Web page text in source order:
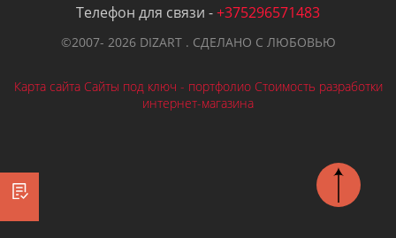
Телефон для связи -+375296571483
©2007- 2026 DIZART . СДЕЛАНО С ЛЮБОВЬЮ
Карта сайта Сайты под ключ - портфолио Стоимость разработки
интернет-магазина
ЗАКАЗАТЬ САЙТ